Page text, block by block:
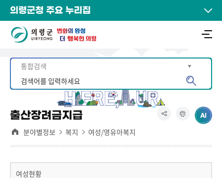
의령군청 주요 누리집
출산장려금지급
분야별정보 복지 여성/영유아복지
여성현황